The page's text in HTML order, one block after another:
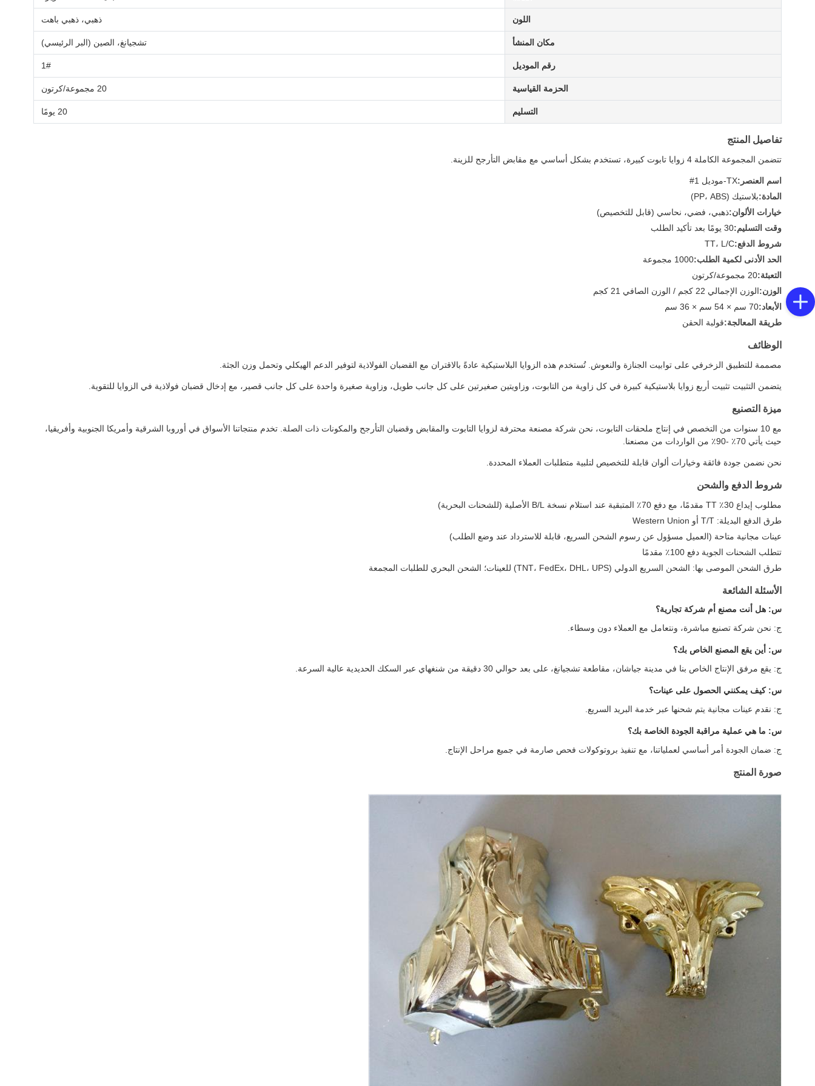
اللون ذهبي، ذهبي باهت
مكان المنشأ تشجيانغ، الصين (البر الرئيسي)
رقم الموديل 1#
الحزمة القياسية 20 مجموعة/كرتون
التسليم 20 يومًا
تفاصيل المنتج
تتضمن المجموعة الكاملة 4 زوايا تابوت كبيرة، تستخدم بشكل أساسي مع مقابض التأرجح للزينة.
اسم العنصر:TX-موديل 1#
المادة:بلاستيك (PP، ABS)
خيارات الألوان:ذهبي، فضي، نحاسي (قابل للتخصيص)
وقت التسليم:30 يومًا بعد تأكيد الطلب
شروط الدفع:TT، L/C
الحد الأدنى لكمية الطلب:1000 مجموعة
التعبئة:20 مجموعة/كرتون
الوزن:الوزن الإجمالي 22 كجم / الوزن الصافي 21 كجم
الأبعاد:70 سم × 54 سم × 36 سم
طريقة المعالجة:قولبة الحقن
الوظائف
مصممة للتطبيق الزخرفي على توابيت الجنازة والنعوش. تُستخدم هذه الزوايا البلاستيكية عادةً بالاقتران مع القضبان الفولاذية لتوفير الدعم الهيكلي وتحمل وزن الجثة.
يتضمن التثبيت تثبيت أربع زوايا بلاستيكية كبيرة في كل زاوية من التابوت، وزاويتين صغيرتين على كل جانب طويل، وزاوية صغيرة واحدة على كل جانب قصير، مع إدخال قضبان فولاذية في الزوايا للتقوية.
ميزة التصنيع
مع 10 سنوات من التخصص في إنتاج ملحقات التابوت، نحن شركة مصنعة محترفة لزوايا التابوت والمقابض وقضبان التأرجح والمكونات ذات الصلة. تخدم منتجاتنا الأسواق في أوروبا الشرقية وأمريكا الجنوبية وأفريقيا،
حيث يأتي 70٪ -90٪ من الواردات من مصنعنا.
نحن نضمن جودة فائقة وخيارات ألوان قابلة للتخصيص لتلبية متطلبات العملاء المحددة.
شروط الدفع والشحن
مطلوب إيداع 30٪ TT مقدمًا، مع دفع 70٪ المتبقية عند استلام نسخة B/L الأصلية (للشحنات البحرية)
طرق الدفع البديلة: T/T أو Western Union
عينات مجانية متاحة (العميل مسؤول عن رسوم الشحن السريع، قابلة للاسترداد عند وضع الطلب)
تتطلب الشحنات الجوية دفع 100٪ مقدمًا
طرق الشحن الموصى بها: الشحن السريع الدولي (TNT، FedEx، DHL، UPS) للعينات؛ الشحن البحري للطلبات المجمعة
الأسئلة الشائعة
س: هل أنت مصنع أم شركة تجارية؟
ج: نحن شركة تصنيع مباشرة، ونتعامل مع العملاء دون وسطاء.
س: أين يقع المصنع الخاص بك؟
ج: يقع مرفق الإنتاج الخاص بنا في مدينة جياشان، مقاطعة تشجيانغ، على بعد حوالي 30 دقيقة من شنغهاي عبر السكك الحديدية عالية السرعة.
س: كيف يمكنني الحصول على عينات؟
ج: نقدم عينات مجانية يتم شحنها عبر خدمة البريد السريع.
س: ما هي عملية مراقبة الجودة الخاصة بك؟
ج: ضمان الجودة أمر أساسي لعملياتنا، مع تنفيذ بروتوكولات فحص صارمة في جميع مراحل الإنتاج.
صورة المنتج